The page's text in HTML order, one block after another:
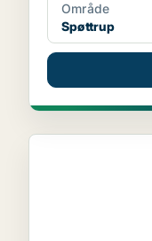
Område
Spøttrup